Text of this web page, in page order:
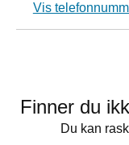
Vis
Finner du
Du kan